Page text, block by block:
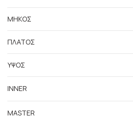
ΜΗΚΟΣ
ΠΛΑΤΟΣ
ΥΨΟΣ
INNER
MASTER